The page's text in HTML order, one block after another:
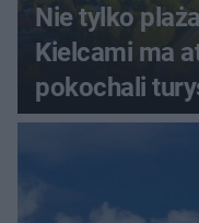
Nie tylko
Kielcami ma
pokochali